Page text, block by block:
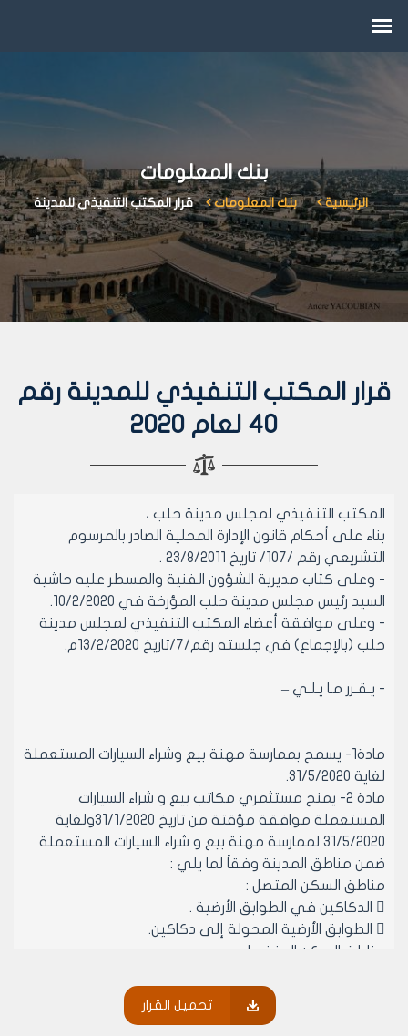
بنك المعلومات
الرئيسية بنك المعلومات قرار المكتب التنفيذي للمدينة
قرار المكتب التنفيذي للمدينة رقم
40 لعام 2020
المكتب التنفيذي لمجلس مدينة حلب ،
بناء على أحكام قانون الإدارة المحلية الصادر بالمرسوم
التشريعي رقم /107/ تاريخ 23/8/2011 .
- وعلى كتاب مديرية الشؤون الفنية والمسطر عليه حاشية
السيد رئيس مجلس مدينة حلب المؤرخة في 10/2/2020.
- وعلى موافقة أعضاء المكتب التنفيذي لمجلس مدينة
حلب (بالإجماع) في جلسته رقم/7/تاريخ 13/2/2020م.
- يـقـرر مـا يـلـي –
مادة1- يسمح بممارسة مهنة بيع وشراء السيارات المستعملة
لغاية 31/5/2020.
مادة 2- يمنح مستثمري مكاتب بيع و شراء السيارات
المستعملة موافقة مؤقتة من تاريخ 31/1/2020ولغاية
31/5/2020 لممارسة مهنة بيع و شراء السيارات المستعملة
ضمن مناطق المدينة وفقاً لما يلي :
مناطق السكن المتصل :
مناطق السكن المنفصل :
المهنة المحولة إليها الصالة او المرآب) .
مادة 3- الوثائق اللازمة للحصول على الموافقة المؤقتة
تحميل القرار